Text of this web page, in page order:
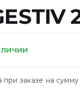
при заказе на